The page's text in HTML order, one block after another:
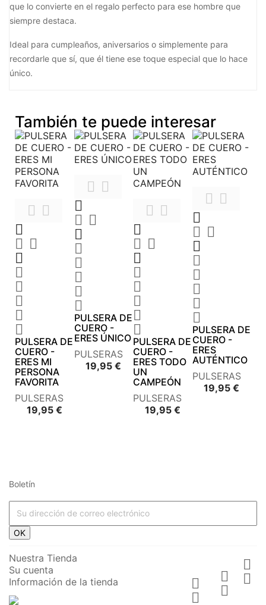
que lo convierte en el regalo perfecto para ese hombre que
siempre destaca.
Ideal para cumpleaños, aniversarios o simplemente para
recordarle que sí, que él tiene ese toque especial que lo hace
único.
También te puede interesar
 

 






PULSERA DE
CUERO -
ERES MI
PERSONA
FAVORITA
PULSERAS
19,95 €Precio
 

 






PULSERA DE
CUERO -
ERES ÚNICO
PULSERAS
19,95 € Precio
 

 






PULSERA DE
CUERO -
ERES TODO
UN
CAMPEÓN
PULSERAS
19,95 €Precio
 

 






PULSERA DE
CUERO -
ERES
AUTÉNTICO
PULSERAS
19,95 €

 






 



 
 


Boletín
OK
Nuestra Tienda


Su cuenta


Información de la tienda

